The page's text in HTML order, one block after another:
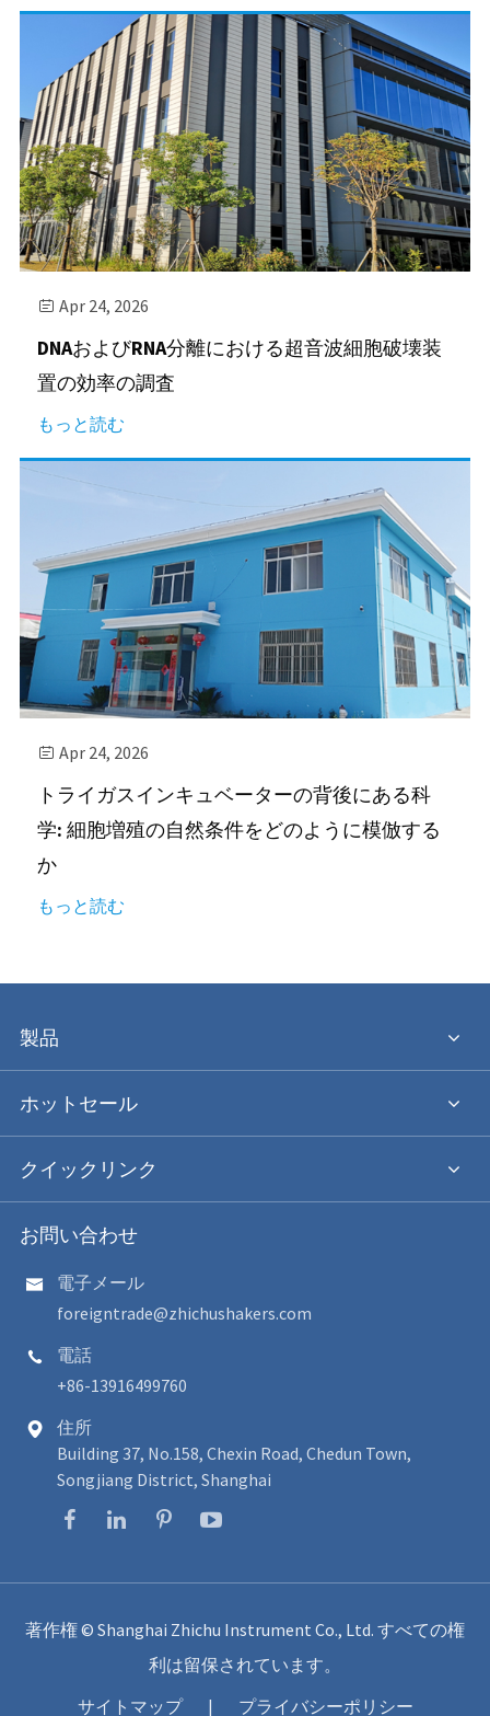
 Apr 24, 2026
DNAおよびRNA分離における超音波細胞破壊装
置の効率の調査
もっと読む
 Apr 24, 2026
トライガスインキュベーターの背後にある科
学: 細胞増殖の自然条件をどのように模倣する
か
もっと読む
製品
ホットセール
クイックリンク
お問い合わせ

電子メール
foreigntrade@zhichushakers.com

電話
+86-13916499760

住所
Building 37, No.158, Chexin Road, Chedun Town,
Songjiang District, Shanghai
著作権 © Shanghai Zhichu Instrument Co., Ltd. すべての権
利は留保されています。
サイトマップ
| プライバシーポリシー